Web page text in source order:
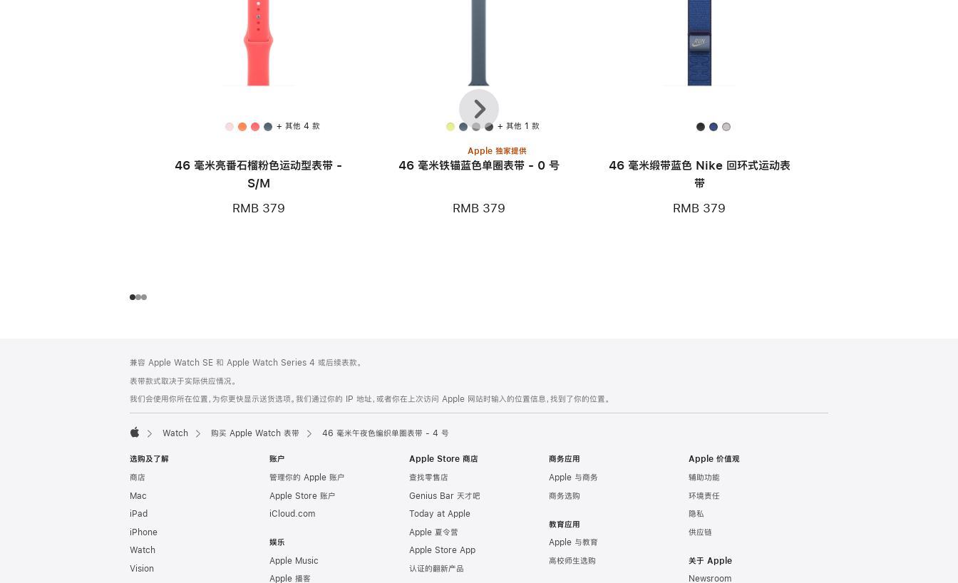
+ 其他 4 款
46 毫米亮番石榴粉色运动型表带 -
S/M
RMB 379
+ 其他 1 款
Apple 独家提供
46 毫米铁锚蓝色单圈表带 - 0 号
RMB 379
46 毫米缎带蓝色 Nike 回环式运动表
带
RMB 379
上
一
个
下
一
个
页
页
脚
注
兼容 Apple Watch SE 和 Apple Watch Series 4 或后续表款。
表带款式取决于实际供应情况。
我们会使用你所在位置，为你更快显示送货选项。我们通过你的 IP 地址，或者你在上次访问 Apple 网站时输入的位置信息，找到了你的位置。
Watch 购买 Apple Watch 表带 46 毫米午夜色编织单圈表带 - 4 号
选购及了解
商店
Mac
iPad
iPhone
Watch
Vision
账户
管理你的 Apple 账户
Apple Store 账户
iCloud.com
娱乐
Apple Music
Apple 播客
Apple Store 商店
查找零售店
Genius Bar 天才吧
Today at Apple
Apple 夏令营
Apple Store App
认证的翻新产品
商务应用
Apple 与商务
商务选购
教育应用
Apple 与教育
高校师生选购
Apple 价值观
辅助功能
环境责任
隐私
供应链
关于 Apple
Newsroom